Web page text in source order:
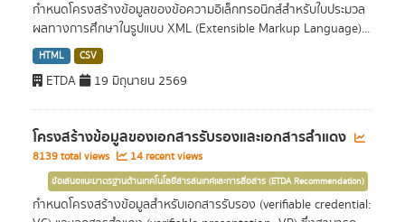
กำหนดโครงสร้างข้อมูลของข้อความอิเล็กทรอนิกส์สำหรับใบประมวล
ผลทางการศึกษาในรูปแบบ XML (Extensible Markup Language)...
HTML CSV
ETDA 19 มิถุนายน 2569
โครงสร้างข้อมูลของเอกสารรับรองและเอกสารสำแดง
8139 total views 14 recent views
ข้อเสนอแนะมาตรฐานด้านเทคโนโลยีสารสนเทศและการสื่อสาร (ETDA Recommendation)
กำหนดโครงสร้างข้อมูลสำหรับเอกสารรับรอง (verifiable credential: